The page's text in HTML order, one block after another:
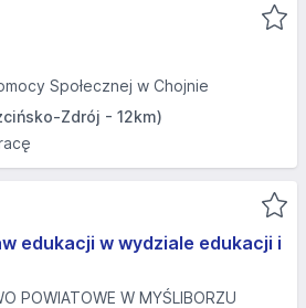
Społecznej w Chojnie
Zdrój - 12km)
edukacji w wydziale edukacji i
POWIATOWE W MYŚLIBORZU